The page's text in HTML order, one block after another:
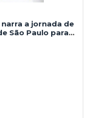
a jornada de
São Paulo para